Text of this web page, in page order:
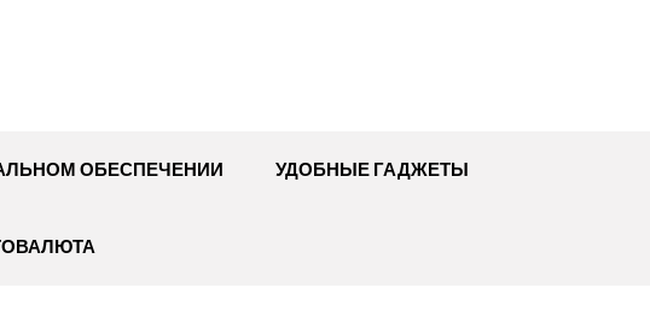
ОБЕСПЕЧЕНИИ УДОБНЫЕ ГАДЖЕТЫ